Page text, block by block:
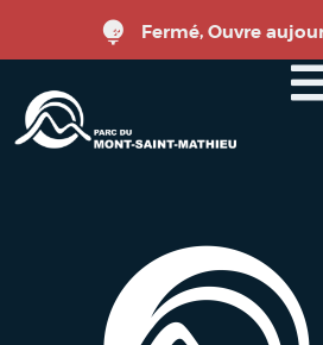
Fermé, Ouvre